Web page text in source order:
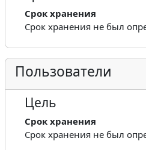
Срок хранения
Срок хранения не был
Пользователи
Цель
Срок хранения
Срок хранения не был